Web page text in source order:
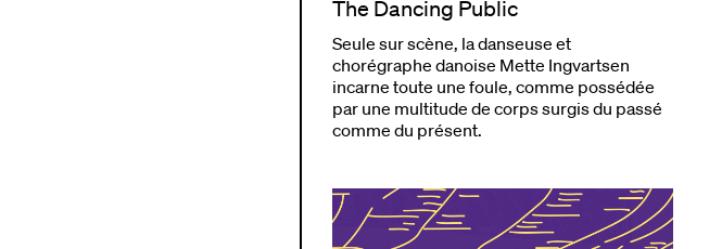
The Dancing Public
Seule sur scène, la danseuse et
chorégraphe danoise Mette Ingvartsen
incarne toute une foule, comme possédée
par une multitude de corps surgis du passé
comme du présent.